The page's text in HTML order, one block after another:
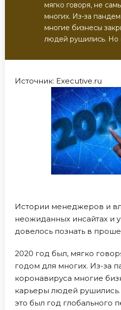
мягко говоря, не
многих. Из-за
многие бизнесы
людей рушились. Но
Источник: Executive.ru
Истории менеджеров и
неожиданных инсайтах и
довелось познать в
2020 год был, мягко
годом для многих. Из-за
коронавируса многие
карьеры людей
это был год глобального